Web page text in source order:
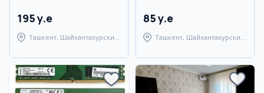
195 y.e
Ташкент, Шайхантахурский
85 y.e
Ташкент, Шайхантахурский